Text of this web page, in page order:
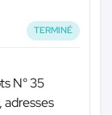
TERMINÉ
N° 35